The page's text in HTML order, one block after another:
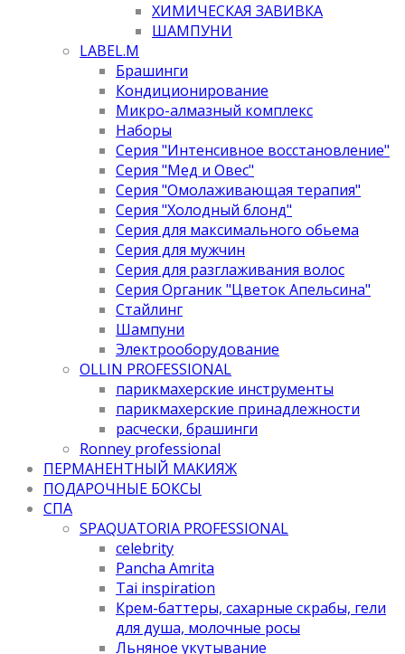
ХИМИЧЕСКАЯ ЗАВИВКА
ШАМПУНИ
LABEL.M
Брашинги
Кондиционирование
Микро-алмазный комплекс
Наборы
Серия "Интенсивное восстановление"
Серия "Мед и Овес"
Серия "Омолаживающая терапия"
Серия "Холодный блонд"
Серия для максимального обьема
Серия для мужчин
Серия для разглаживания волос
Серия Органик "Цветок Апельсина"
Стайлинг
Шампуни
Электрооборудование
OLLIN PROFESSIONAL
парикмахерские инструменты
парикмахерские принадлежности
расчески, брашинги
Ronney professional
ПЕРМАНЕНТНЫЙ МАКИЯЖ
ПОДАРОЧНЫЕ БОКСЫ
СПА
SPAQUATORIA PROFESSIONAL
celebrity
Pancha Amrita
Tai inspiration
Крем-баттеры, сахарные скрабы, гели
для душа, молочные росы
Льняное укутывание